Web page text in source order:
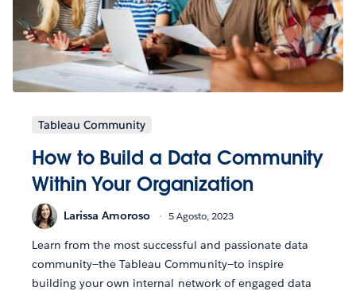
Tableau Community
How to Build a Data Community
Within Your Organization
Larissa Amoroso 5 Agosto, 2023
Learn from the most successful and passionate data
community—the Tableau Community—to inspire
building your own internal network of engaged data